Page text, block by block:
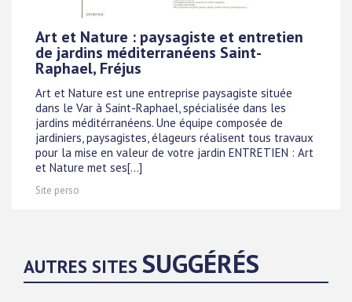
Art et Nature : paysagiste et entretien
de jardins méditerranéens Saint-
Raphael, Fréjus
Art et Nature est une entreprise paysagiste située
dans le Var à Saint-Raphael, spécialisée dans les
jardins méditérranéens. Une équipe composée de
jardiniers, paysagistes, élageurs réalisent tous travaux
pour la mise en valeur de votre jardin ENTRETIEN : Art
et Nature met ses[...]
Site perso
AUTRES SITES SUGGÉRÉS